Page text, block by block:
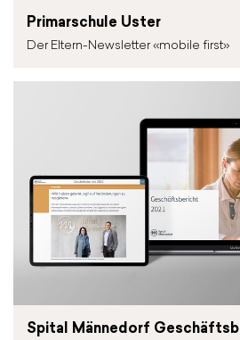
Primarschule Uster
Der Eltern-Newsletter «mobile first»
Spital Männedorf